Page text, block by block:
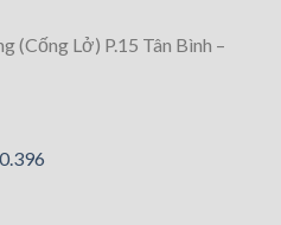
Lở) P.15 Tân Bình –